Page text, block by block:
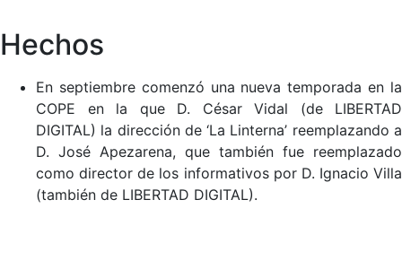
Hechos
En septiembre comenzó una nueva temporada en la
COPE en la que D. César Vidal (de LIBERTAD
DIGITAL) la dirección de ‘La Linterna’ reemplazando a
D. José Apezarena, que también fue reemplazado
como director de los informativos por D. Ignacio Villa
(también de LIBERTAD DIGITAL).